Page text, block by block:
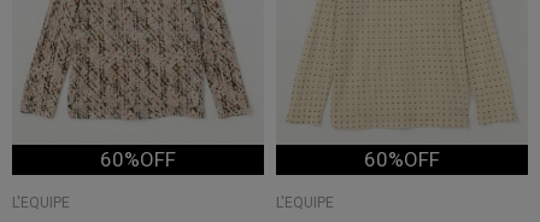
60%OFF
L'EQUIPE
60%OFF
L'EQUIPE